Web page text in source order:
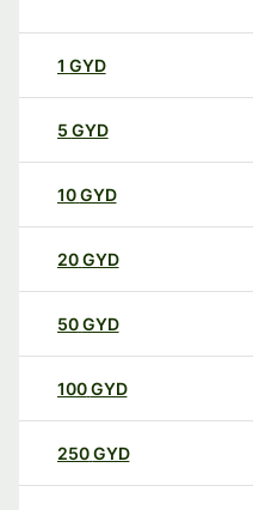
1 GYD
5 GYD
10GYD
20GYD
50GYD
100GYD
250GYD